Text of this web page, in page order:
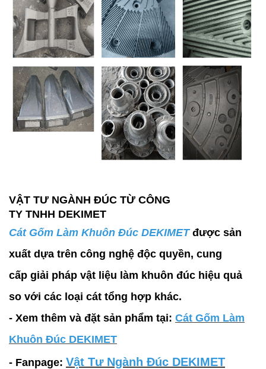
VẬT TƯ NGÀNH ĐÚC TỪ CÔNG
TY TNHH DEKIMET
Cát Gốm Làm Khuôn Đúc DEKIMET được sản
xuất dựa trên công nghệ độc quyền, cung
cấp giải pháp vật liệu làm khuôn đúc hiệu quả
so với các loại cát tổng hợp khác.
- Xem thêm và đặt sản phẩm tại: Cát Gốm Làm
Khuôn Đúc DEKIMET
- Fanpage: Vật Tư Ngành Đúc DEKIMET